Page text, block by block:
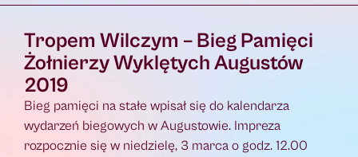
Tropem Wilczym – Bieg Pamięci
Żołnierzy Wyklętych Augustów
2019
Bieg pamięci na stałe wpisał się do kalendarza
wydarzeń biegowych w Augustowie. Impreza
rozpocznie się w niedzielę, 3 marca o godz. 12.00